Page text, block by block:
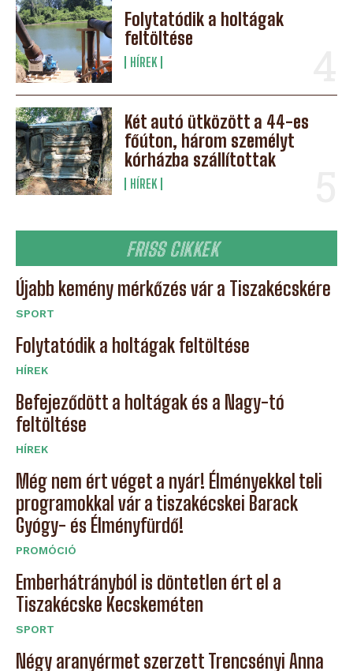
Folytatódik a holtágak
feltöltése
HÍREK
Két autó ütközött a 44-es
főúton, három személyt
kórházba szállítottak
HÍREK
FRISS CIKKEK
Újabb kemény mérkőzés vár a Tiszakécskére
SPORT
Folytatódik a holtágak feltöltése
HÍREK
Befejeződött a holtágak és a Nagy-tó
feltöltése
HÍREK
Még nem ért véget a nyár! Élményekkel teli
programokkal vár a tiszakécskei Barack
Gyógy- és Élményfürdő!
PROMÓCIÓ
Emberhátrányból is döntetlen ért el a
Tiszakécske Kecskeméten
SPORT
Négy aranyérmet szerzett Trencsényi Anna